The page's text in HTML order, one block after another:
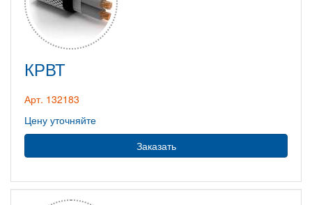
КРВТ
Арт. 132183
Цену уточняйте
Заказать